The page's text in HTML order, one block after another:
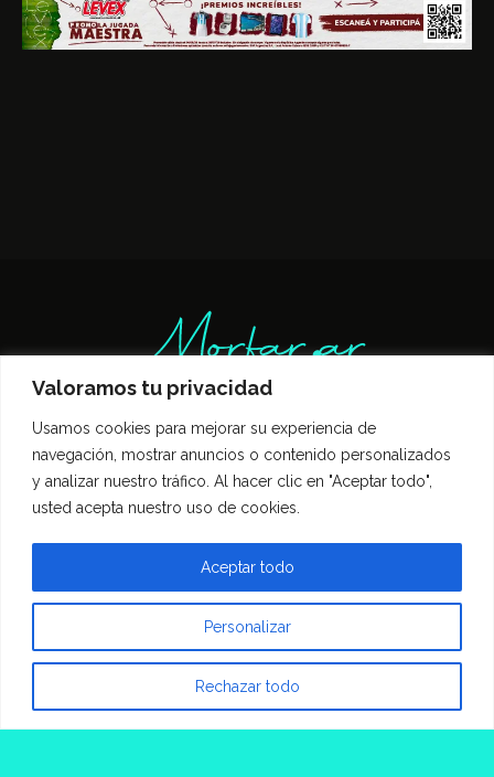
Valoramos tu privacidad
Usamos cookies para mejorar su experiencia de
navegación, mostrar anuncios o contenido personalizados
y analizar nuestro tráfico. Al hacer clic en "Aceptar todo",
usted acepta nuestro uso de cookies.
Personalizar
Rechazar todo
Aceptar todo
Inicio Entrevistas
Guía Gastronómica
Contacto